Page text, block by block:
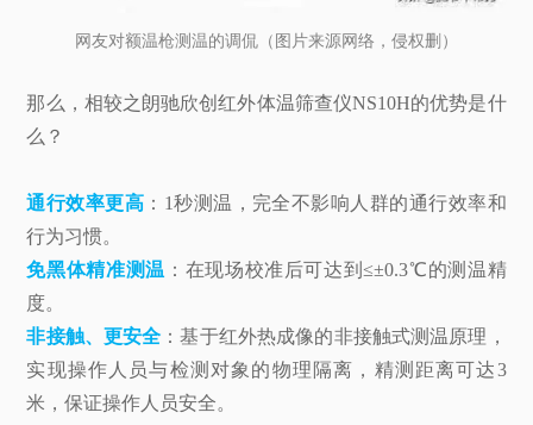
网友对额温枪测温的调侃（图片来源网络，侵权删）
那么，相较之朗驰欣创红外体温筛查仪NS10H的优势是什
么？
通行效率更高 ：1秒测温，完全不影响人群的通行效率和
行为习惯。
免黑体精准测温 ：在现场校准后可达到≤±0.3℃的测温精
度。
非接触、更安全 ：基于红外热成像的非接触式测温原理，
实现操作人员与检测对象的物理隔离，精测距离可达3
米，保证操作人员安全。